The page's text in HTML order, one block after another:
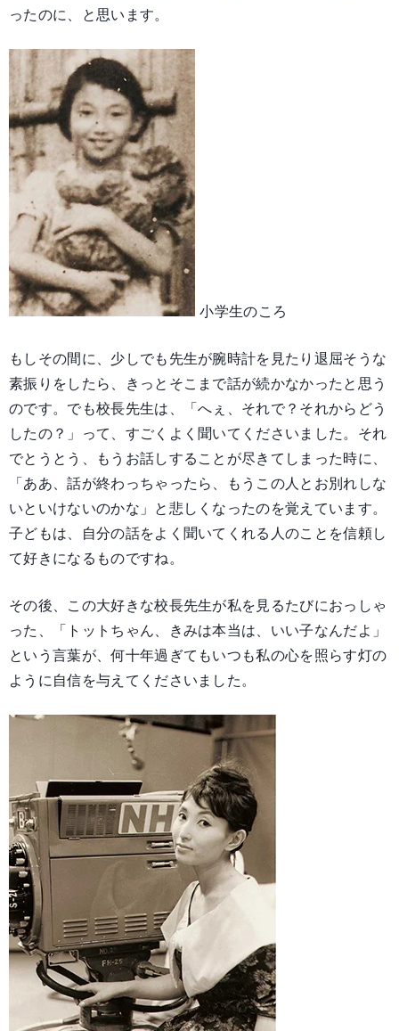
ったのに、と思います。
小学生のころ
もしその間に、少しでも先生が腕時計を見たり退屈そうな
素振りをしたら、きっとそこまで話が続かなかったと思う
のです。でも校長先生は、「へぇ、それで？それからどう
したの？」って、すごくよく聞いてくださいました。それ
でとうとう、もうお話しすることが尽きてしまった時に、
「ああ、話が終わっちゃったら、もうこの人とお別れしな
いといけないのかな」と悲しくなったのを覚えています。
子どもは、自分の話をよく聞いてくれる人のことを信頼し
て好きになるものですね。
その後、この大好きな校長先生が私を見るたびにおっしゃ
った、「トットちゃん、きみは本当は、いい子なんだよ」
という言葉が、何十年過ぎてもいつも私の心を照らす灯の
ように自信を与えてくださいました。